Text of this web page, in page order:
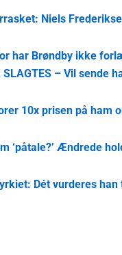
Niels
har Brøndby ikke
– Vil sende
10x prisen på ham
‘påtale?’ Ændrede
Dét vurderes